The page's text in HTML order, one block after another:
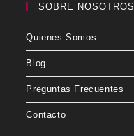
SOBRE NOSOTROS
Quienes Somos
Blog
Preguntas Frecuentes
Contacto